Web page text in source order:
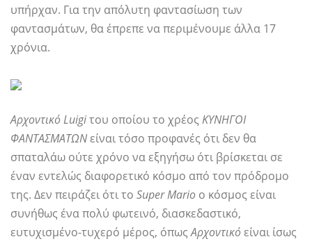
υπήρχαν. Για την απόλυτη φαντασίωση των
φαντασμάτων, θα έπρεπε να περιμένουμε άλλα 17
χρόνια.
Αρχοντικό Luigiτου οποίου το χρέοςΚΥΝΗΓΟΙ
ΦΑΝΤΑΣΜΑΤΩΝείναι τόσο προφανές ότι δεν θα
σπαταλάω ούτε χρόνο να εξηγήσω ότι βρίσκεται σε
έναν εντελώς διαφορετικό κόσμο από τον πρόδρομο
της. Δεν πειράζει ότι το Super Mario ο κόσμος είναι
συνήθως ένα πολύ φωτεινό, διασκεδαστικό,
ευτυχισμένο-τυχερό μέρος, όπωςΑρχοντικόείναι ίσως